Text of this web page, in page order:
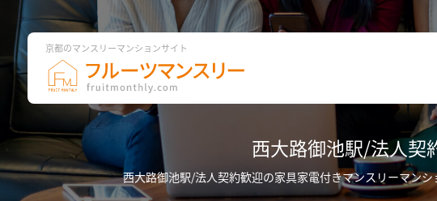
京都のマンスリーマンションサイト
西大路御池駅/法人契
西大路御池駅/法人契約歓迎の家具家電付きマンスリーマン